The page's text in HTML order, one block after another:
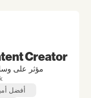
Creator
مؤثر على
أفضل